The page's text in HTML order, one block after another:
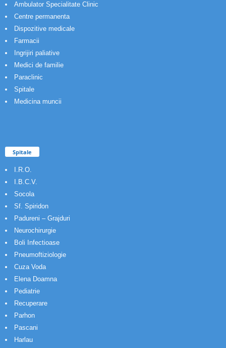
Ambulator Specialitate Clinic
Centre permanenta
Dispozitive medicale
Farmacii
Ingrijiri paliative
Medici de familie
Paraclinic
Spitale
Medicina muncii
Spitale
I.R.O.
I.B.C.V.
Socola
Sf. Spiridon
Padureni – Grajduri
Neurochirurgie
Boli Infectioase
Pneumoftiziologie
Cuza Voda
Elena Doamna
Pediatrie
Recuperare
Parhon
Pascani
Harlau